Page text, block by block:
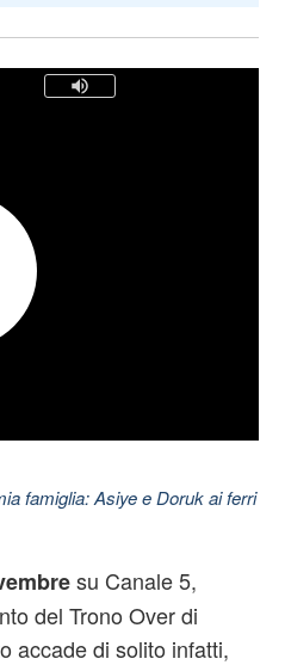
famiglia: Asiye e Doruk ai ferri
su Canale 5,
del Trono Over di
accade di solito infatti,